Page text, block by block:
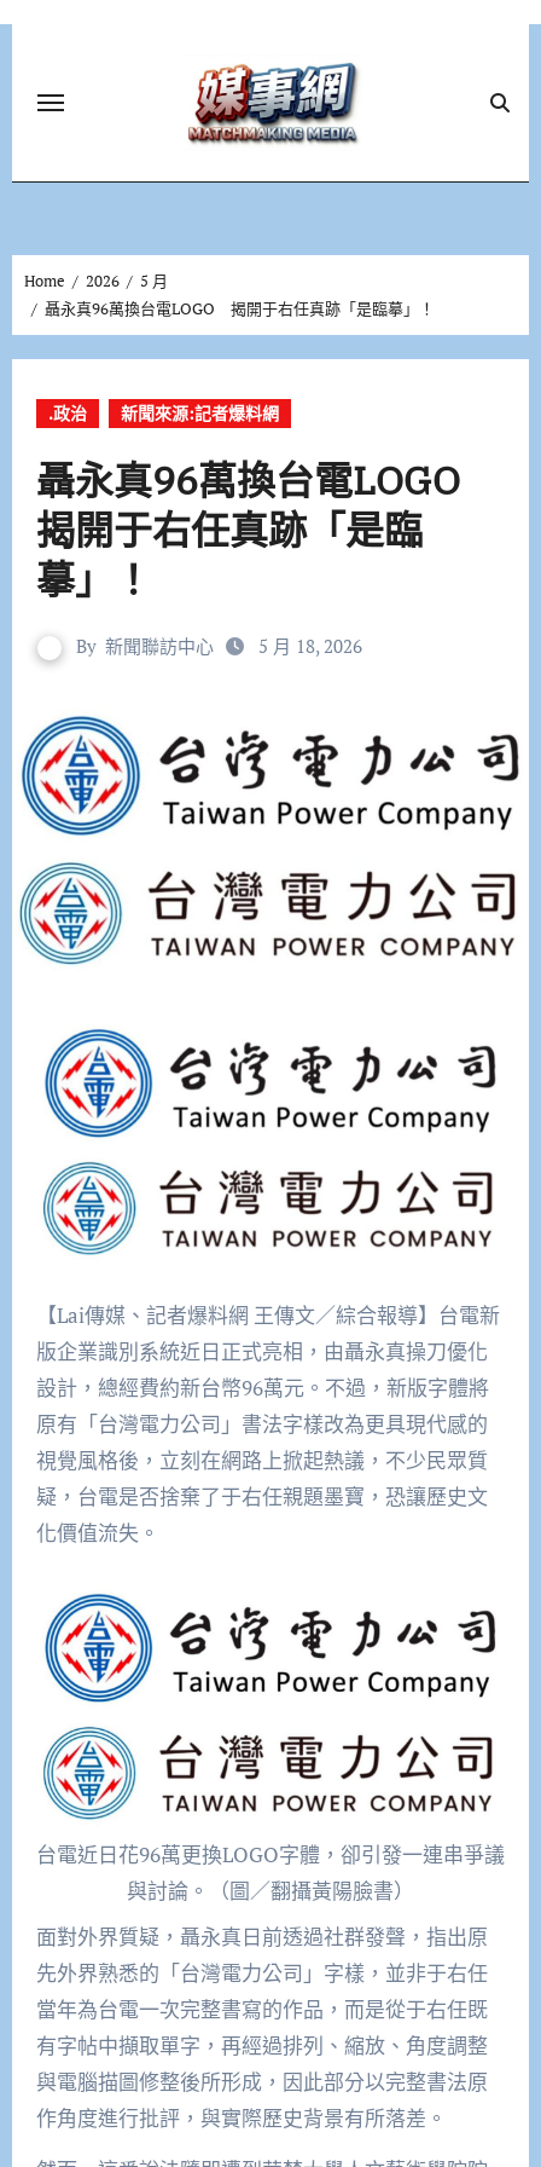
Home 2026
5 月
聶永真96萬換台電LOGO 揭開于右任真跡「是臨摹」！
.政治 新聞來源:記者爆料網
聶永真96萬換台電LOGO
揭開于右任真跡「是臨
摹」！
By 新聞聯訪中心 5 月 18, 2026
【Lai傳媒、記者爆料網 王傳文／綜合報導】台電新
版企業識別系統近日正式亮相，由聶永真操刀優化
設計，總經費約新台幣96萬元。不過，新版字體將
原有「台灣電力公司」書法字樣改為更具現代感的
視覺風格後，立刻在網路上掀起熱議，不少民眾質
疑，台電是否捨棄了于右任親題墨寶，恐讓歷史文
化價值流失。
台電近日花96萬更換LOGO字體，卻引發一連串爭議
與討論。（圖／翻攝黃陽臉書）
面對外界質疑，聶永真日前透過社群發聲，指出原
先外界熟悉的「台灣電力公司」字樣，並非于右任
當年為台電一次完整書寫的作品，而是從于右任既
有字帖中擷取單字，再經過排列、縮放、角度調整
與電腦描圖修整後所形成，因此部分以完整書法原
作角度進行批評，與實際歷史背景有所落差。